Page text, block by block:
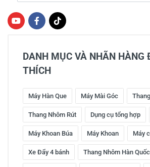
DANH MỤC VÀ NHÃN HÀNG
THÍCH
Máy Hàn Que Máy Mài Góc
Thang Nhôm Rút Dụng cụ tổng hợp
Máy Khoan Búa Máy Khoan Máy
Xe Đẩy 4 bánh Thang Nhôm Hàn Quốc